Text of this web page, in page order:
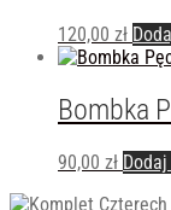
120,00 zł
Bombka
90,00 zł